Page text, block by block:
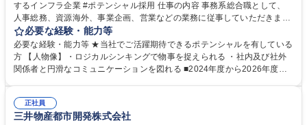
するインフラ企業 #ポテンシャル採用 仕事の内容 事務系総合職として、
人事総務、資源海外、事業企画、営業などの業務に従事していただきま
す。 【業務内容の一例】■所属事業部の勤労業務 ■海外に関係する各種業
務 ■営業部門の企画スタッフ、ルート営業 【キャリアパス】入社後の配属
ポジションで一定期間ご活躍頂いた後、本人の適性及び将来のキャリアを
鑑みてジョブローテーションを行います。 【育成】OJTでの現場育成や研
表するインフラ企業 #ポテンシャル採用
必要な経験・能力等
必要な経験・能力等 ★当社でご活躍期待できるポテンシャルを有している
方 【人物像】・ロジカルシンキングで物事を捉えられる ・社内及び社外
関係者と円滑なコミュニケーションを図れる ■2024年度から2026年度ま
72.html ■エネルギーセキュリティの不安定化や気候変動による自然災害の
甚大化など、これまで以上に社会課題解決の重要性が高まっています。
正社員
三井物産都市開発株式会社